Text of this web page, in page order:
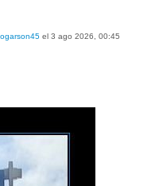
el 3 ago 2026, 00:45